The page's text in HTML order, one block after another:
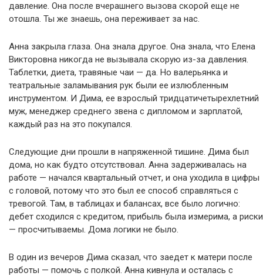
давление. Она после вчерашнего вызова скорой еще не
отошла. Ты же знаешь, она переживает за нас.
Анна закрыла глаза. Она знала другое. Она знала, что Елена
Викторовна никогда не вызывала скорую из-за давления.
Таблетки, диета, травяные чаи — да. Но валерьянка и
театральные заламывания рук были ее излюбленным
инструментом. И Дима, ее взрослый тридцатичетырехлетний
муж, менеджер среднего звена с дипломом и зарплатой,
каждый раз на это покупался.
Следующие дни прошли в напряженной тишине. Дима был
дома, но как будто отсутствовал. Анна задерживалась на
работе — начался квартальный отчет, и она уходила в цифры
с головой, потому что это был ее способ справляться с
тревогой. Там, в таблицах и балансах, все было логично:
дебет сходился с кредитом, прибыль была измерима, а риски
— просчитываемы. Дома логики не было.
В один из вечеров Дима сказал, что заедет к матери после
работы — помочь с полкой. Анна кивнула и осталась с